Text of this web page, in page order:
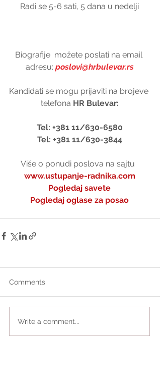
Radi se 5-6 sati, 5 dana u nedelji
Biografije  možete poslati na email
adresu: poslovi@hrbulevar.rs
Kandidati se mogu prijaviti na brojeve
telefona HR Bulevar:
Tel: +381 11/630-6580
Tel: +381 11/630-3844
Više o ponudi poslova na sajtu
www.ustupanje-radnika.com
Pogledaj savete
Pogledaj oglase za posao
Comments
Write a comment...